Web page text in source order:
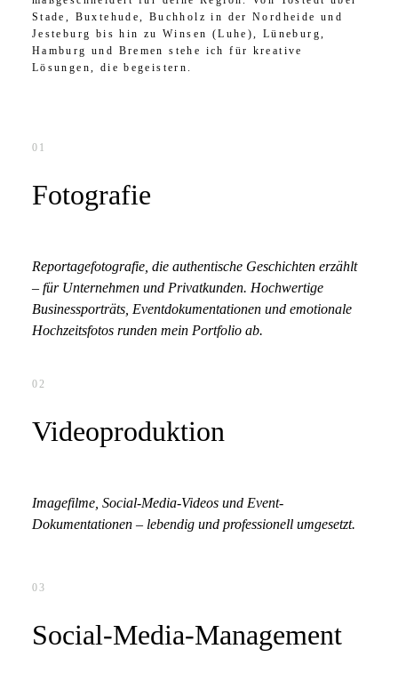
Stade, Buxtehude, Buchholz in der Nordheide und
Jesteburg bis hin zu Winsen (Luhe), Lüneburg,
Hamburg und Bremen stehe ich für kreative
Lösungen, die begeistern.
03
02
01
Social-Media-Management
Videoproduktion
Fotografie
Imagefilme, Social-Media-Videos und Event-
Dokumentationen – lebendig und professionell umgesetzt.
Reportagefotografie, die authentische Geschichten erzählt
– für Unternehmen und Privatkunden. Hochwertige
Businessporträts, Eventdokumentationen und emotionale
Hochzeitsfotos runden mein Portfolio ab.